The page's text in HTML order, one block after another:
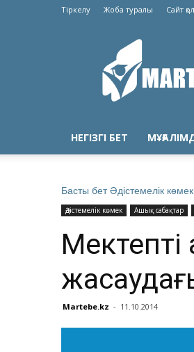
Тіркелу Жоба туралы Сайт
Martebe.kz
білім
сайты
НЕГІЗГІ БЕТ
Басты бет Әдістемелік көмек
Әдістемелік көмек Ашық сабақтар
Martebe.kz - 11.10.2014